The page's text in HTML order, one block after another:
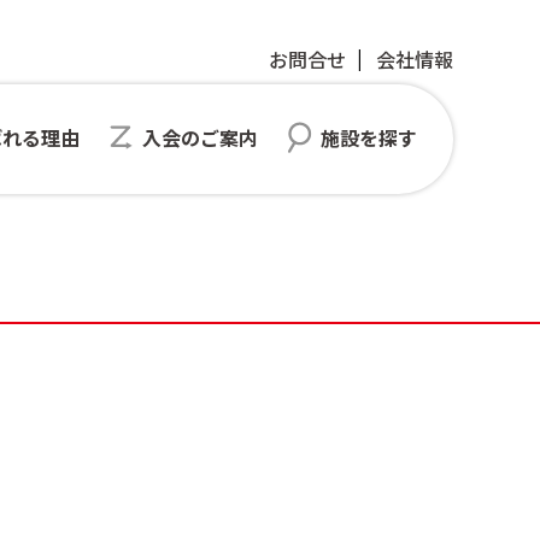
る理由 入会のご案内 施設を探す
お問合せ 会社情報